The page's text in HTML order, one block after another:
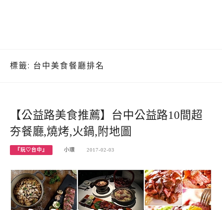
標籤: 台中美食餐廳排名
【公益路美食推薦】台中公益路10間超
夯餐廳,燒烤,火鍋,附地圖
『玩♡台中』 小環 2017-02-03